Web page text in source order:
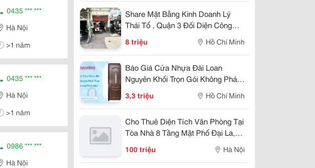
0435 *** ***
Hà Nội
>1 năm
0435 *** ***
Hà Nội
>1 năm
0986 *** ***
Hà Nội
Share Mặt Bằng Kinh Doanh Lý
Thái Tổ , Quận 3 Đối Diện Công
8 triệu Hồ Chí Minh
Báo Giá Cửa Nhựa Đài Loan
Nguyên Khối Trọn Gói Không Phát
3,3 triệu Hồ Chí Minh
Cho Thuê Diện Tích Văn Phòng Tại
Tòa Nhà 8 Tầng Mặt Phố Đại La,
100 triệu Hà Nội